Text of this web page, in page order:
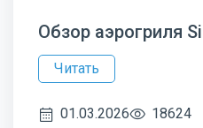
Обзор аэрогриля
Читать
01.03.2026 18624